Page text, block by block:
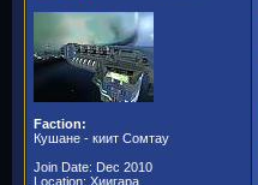
Faction:
Кушане - киит Сомтау
Join Date: Dec 2010
Location: Хиигара